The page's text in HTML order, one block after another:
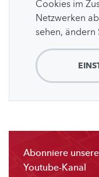
Cookies im
Netzwerken
sehen, ändern
Abonniere
Youtube-Kanal